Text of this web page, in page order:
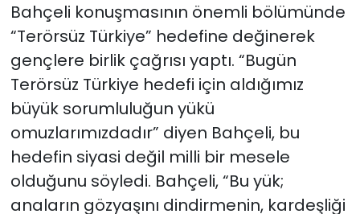
Bahçeli konuşmasının önemli bölümünde
“Terörsüz Türkiye” hedefine değinerek
gençlere birlik çağrısı yaptı. “Bugün
Terörsüz Türkiye hedefi için aldığımız
büyük sorumluluğun yükü
omuzlarımızdadır” diyen Bahçeli, bu
hedefin siyasi değil milli bir mesele
olduğunu söyledi. Bahçeli, “Bu yük;
anaların gözyaşını dindirmenin, kardeşliği